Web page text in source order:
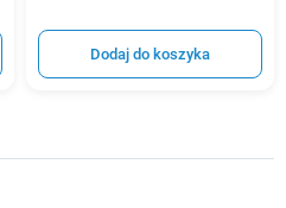
Dodaj do koszyka